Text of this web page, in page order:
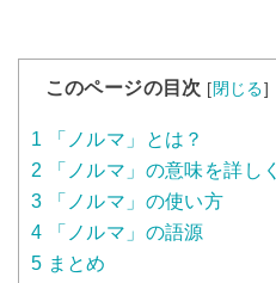
このページの目次 [閉じる]
1 「ノルマ」とは？
2 「ノルマ」の意味を詳しく
3 「ノルマ」の使い方
4 「ノルマ」の語源
5 まとめ